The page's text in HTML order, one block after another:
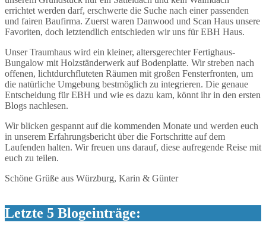
errichtet werden darf, erschwerte die Suche nach einer passenden
und fairen Baufirma. Zuerst waren Danwood und Scan Haus unsere
Favoriten, doch letztendlich entschieden wir uns für EBH Haus.
Unser Traumhaus wird ein kleiner, altersgerechter Fertighaus-
Bungalow mit Holzständerwerk auf Bodenplatte. Wir streben nach
offenen, lichtdurchfluteten Räumen mit großen Fensterfronten, um
die natürliche Umgebung bestmöglich zu integrieren. Die genaue
Entscheidung für EBH und wie es dazu kam, könnt ihr in den ersten
Blogs nachlesen.
Wir blicken gespannt auf die kommenden Monate und werden euch
in unserem Erfahrungsbericht über die Fortschritte auf dem
Laufenden halten. Wir freuen uns darauf, diese aufregende Reise mit
euch zu teilen.
Schöne Grüße aus Würzburg, Karin & Günter
Letzte 5 Blogeinträge: